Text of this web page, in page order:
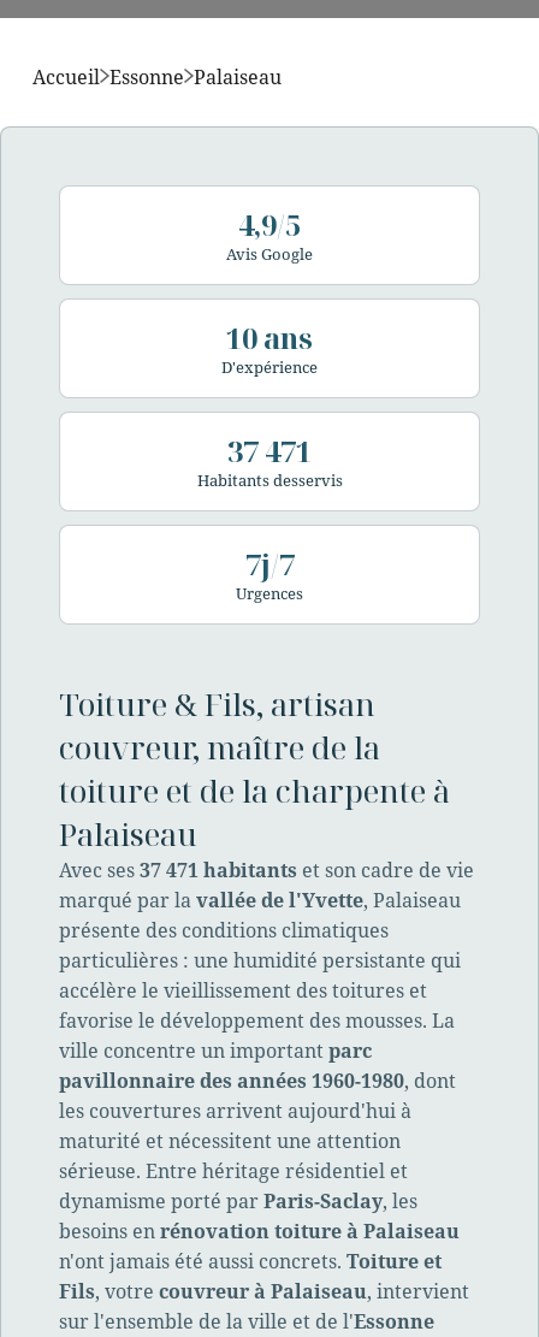
Accueil Essonne Palaiseau
4,9/5
Avis Google
10 ans
D'expérience
37 471
Habitants desservis
7j/7
Urgences
Toiture & Fils, artisan
couvreur, maître de la
toiture et de la charpente à
Palaiseau
Avec ses37 471 habitants et son cadre de vie
marqué par lavallée de l'Yvette, Palaiseau
présente des conditions climatiques
particulières : une humidité persistante qui
accélère le vieillissement des toitures et
favorise le développement des mousses. La
ville concentre un importantparc
pavillonnaire des années 1960-1980, dont
les couvertures arrivent aujourd'hui à
maturité et nécessitent une attention
sérieuse. Entre héritage résidentiel et
dynamisme porté par Paris-Saclay, les
besoins enrénovation toiture à Palaiseau
n'ont jamais été aussi concrets. Toiture et
Fils, votre couvreur à Palaiseau, intervient
sur l'ensemble de la ville et de l'Essonne